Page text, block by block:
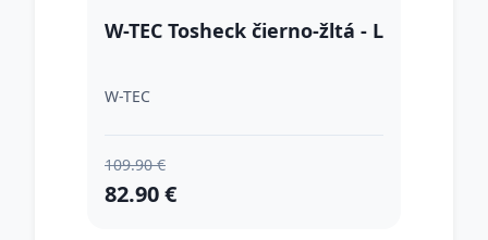
W-TEC Tosheck čierno-žltá - L
W-TEC
109.90 €
82.90 €